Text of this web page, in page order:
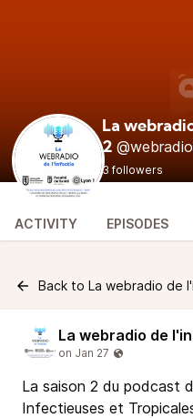
La
2
3 followers
ACTIVITY EPISODES
Back to La webradio de
La saison 2 du podcast
Infectieuses et